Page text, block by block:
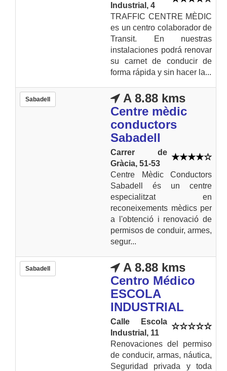
Industrial, 4
TRAFFIC CENTRE MÈDIC
es un centro colaborador de
Transit. En nuestras
instalaciones podrá renovar
su carnet de conducir de
forma rápida y sin hacer la...
Sabadell
A 8.88 kms
Centre mèdic
conductors
Sabadell
Carrer de
Gràcia, 51-53
Centre Mèdic Conductors
Sabadell és un centre
especialitzat en
reconeixements mèdics per
a l'obtenció i renovació de
permisos de conduir, armes,
segur...
Sabadell
A 8.88 kms
Centro Médico
ESCOLA
INDUSTRIAL
Calle Escola
Industrial, 11
Renovaciones del permiso
de conducir, armas, náutica,
Seguridad privada y toda